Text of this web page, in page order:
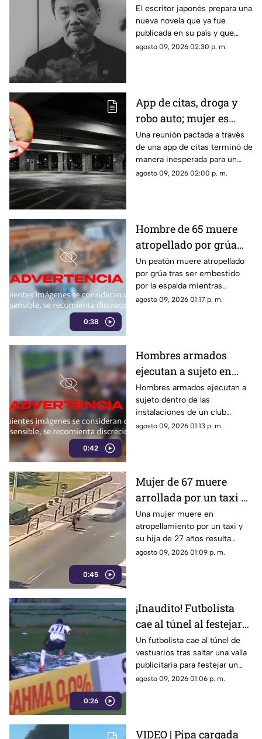
Kaho', la nueva novela
de Haruki Murakami?
El escritor japonés prepara una
nueva novela que ya fue
publicada en su país y que
apunta a llegar a los lectores
agosto 09, 2026 02:30 p. m.
App de citas, droga y
robo auto; mujer es
vinculada a proceso
por asalto tras
encuentro en hotel
Una reunión pactada a través
de una app de citas terminó de
manera inesperada para un
hombre, quien al recuperar el
agosto 09, 2026 02:00 p. m.
0:38
Hombre de 65 muere
atropellado por grúa
tras ser embestido |
VIDEO
Un peatón muere atropellado
por grúa tras ser embestido
por la espalda mientras
caminaba. El hombre de 65
agosto 09, 2026 01:17 p. m.
0:42
Hombres armados
ejecutan a sujeto en
club de fútbol | VIDEO
Hombres armados ejecutan a
sujeto dentro de las
instalaciones de un club
deportivo. Los agresores
agosto 09, 2026 01:13 p. m.
0:45
Mujer de 67 muere
arrollada por un taxi y
su hija de 27 queda
herida | VIDEO
Una mujer muere en
atropellamiento por un taxi y
su hija de 27 años resulta
herida. Conoce los detalles de
agosto 09, 2026 01:09 p. m.
0:26
¡Inaudito! Futbolista
cae al túnel al festejar
un gol | VIDEO
Un futbolista cae al túnel de
vestuarios tras saltar una valla
publicitaria para festejar un
gol. La anotación fue anulada y
agosto 09, 2026 01:06 p. m.
VIDEO | Pipa cargada